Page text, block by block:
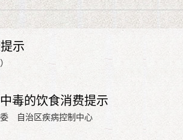
示
毒的饮食消费提示
自治区疾病控制中心